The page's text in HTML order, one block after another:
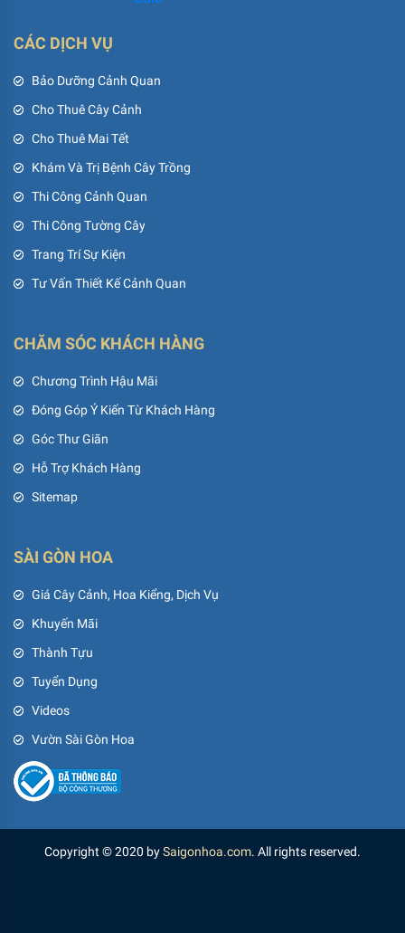
CÁC DỊCH VỤ
Bảo Dưỡng Cảnh Quan
Cho Thuê Cây Cảnh
Cho Thuê Mai Tết
Khám Và Trị Bệnh Cây Trồng
Thi Công Cảnh Quan
Thi Công Tường Cây
Trang Trí Sự Kiện
Tư Vấn Thiết Kế Cảnh Quan
CHĂM SÓC KHÁCH HÀNG
Chương Trình Hậu Mãi
Đóng Góp Ý Kiến Từ Khách Hàng
Góc Thư Giãn
Hỗ Trợ Khách Hàng
Sitemap
SÀI GÒN HOA
Giá Cây Cảnh, Hoa Kiểng, Dịch Vụ
Khuyến Mãi
Thành Tựu
Tuyển Dụng
Videos
Vườn Sài Gòn Hoa
Copyright © 2020 bySaigonhoa.com. All rights reserved.